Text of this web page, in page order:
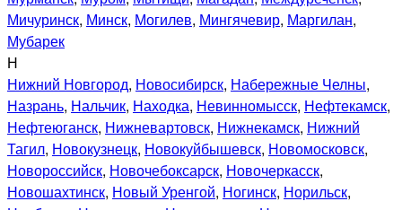
Мичуринск, Минск, Могилев, Мингячевир, Маргилан,
Мубарек
Н
Нижний Новгород, Новосибирск, Набережные Челны,
Назрань, Нальчик, Находка, Невинномысск, Нефтекамск,
Нефтеюганск, Нижневартовск, Нижнекамск, Нижний
Тагил, Новокузнецк, Новокуйбышевск, Новомосковск,
Новороссийск, Новочебоксарск, Новочеркасск,
Новошахтинск, Новый Уренгой, Ногинск, Норильск,